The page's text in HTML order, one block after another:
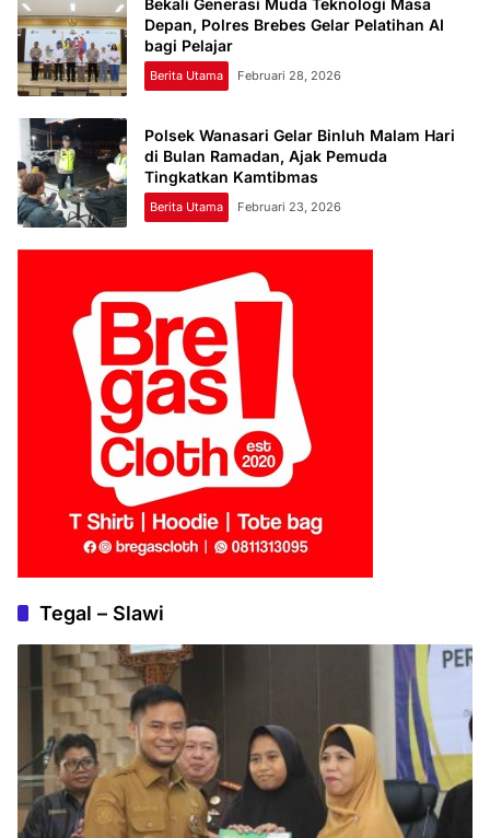
Depan, Polres Brebes Gelar Pelatihan AI
bagi Pelajar
Berita Utama Februari 28, 2026
Polsek Wanasari Gelar Binluh Malam Hari
di Bulan Ramadan, Ajak Pemuda
Tingkatkan Kamtibmas
Berita Utama Februari 23, 2026
Tegal – Slawi